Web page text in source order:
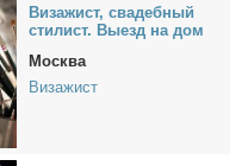
Ви­за­жист, сва­деб­ный
сти­лист. Вы­езд на дом
Москва
Визажист